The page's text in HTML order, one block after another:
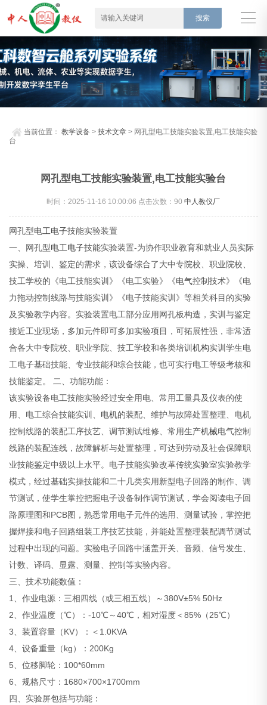
当前位置：教学设备 >技术文章 > 网孔型电工技能实验装置,电工技能实验
台
网孔型电工技能实验装置,电工技能实验台
时间：2025-11-16 10:00:06 点击次数：90中人教仪厂
网孔型电工电子技能实验装置
一、网孔型电工电子技能实验装置-为协作职业教育和就业人员实际
实操、培训、鉴定的需求，该设备综合了大中专院校、职业院校、
技工学校的《电工技能实训》《电工实验》《电气控制技术》《电
力拖动控制线路与技能实训》《电子技能实训》等相关科目的实验
及实验教学内容。实验装置电工部分应用网孔板构造，实训与鉴定
接近工业现场，多加元件即可多加实验项目，可拓展性强，非常适
合各大中专院校、职业学院、技工学校和各类培训机构实训学生电
工电子基础技能、专业技能和综合技能，也可实行电工等级考核和
技能鉴定。
二、功能功能：
该实验设备电工技能实验经过安全用电、常用工量具及仪表的使
用、电工综合技能实训、 电机的装配、维护与故障处置整理、电机
控制线路的装配工序技艺、调节测试维修、常用生产机械电气控制
线路的装配连线，故障解析与处置整理，可达到劳动及社会保障职
业技能鉴定中级以上水平。电子技能实验改革传统实验室实验教学
模式，经过基础实操技能和二十几类实用新型电子回路的制作、调
节测试，使学生掌控把握电子设备制作调节测试，学会阅读电子回
路原理图和PCB图，熟悉常用电子元件的选用、测量试验，掌控把
握焊接和电子回路组装工序技艺技能，并能处置整理装配调节测试
过程中出现的问题。实验电子回路中涵盖开关、音频、信号发生、
计数、译码、显露、测量、控制等实验内容。
三、技术功能数值：
1、作业电源：三相四线（或三相五线）～380V±5% 50Hz
2、作业温度（℃）：-10℃～40℃，相对湿度＜85%（25℃）
3、装置容量（KV）：＜1.0KVA
4、设备重量（kg）：200Kg
5、位移脚轮：100*60mm
6、规格尺寸：1680×700×1700mm
四、实验屏包括与功能：